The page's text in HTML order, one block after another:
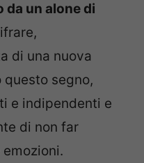
da un alone di
di una nuova
segno,
e indipendenti e
di non far